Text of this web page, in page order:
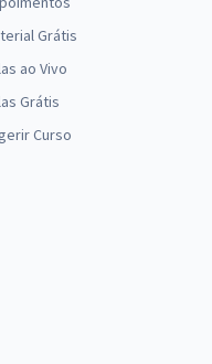
Grátis
ao Vivo
Grátis
Curso